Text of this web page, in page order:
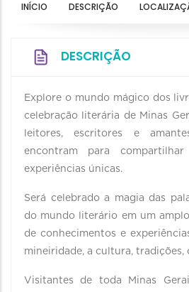
INÍCIO DESCRIÇÃO
DESCRIÇÃO
Explore o mundo mágico dos
celebração literária de Minas
leitores, escritores e
encontram para
experiências únicas.
Será celebrado a magia das
do mundo literário em um
de conhecimentos e
mineiridade, a cultura, tradições,
Visitantes de toda Minas